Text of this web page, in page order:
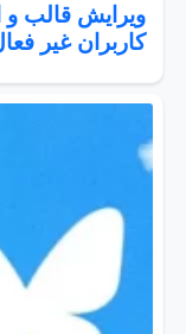
ویرایش قالب و
کاربران غیر